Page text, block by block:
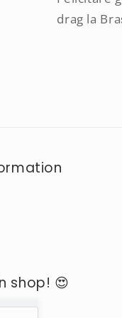
drag la
shop! 😍